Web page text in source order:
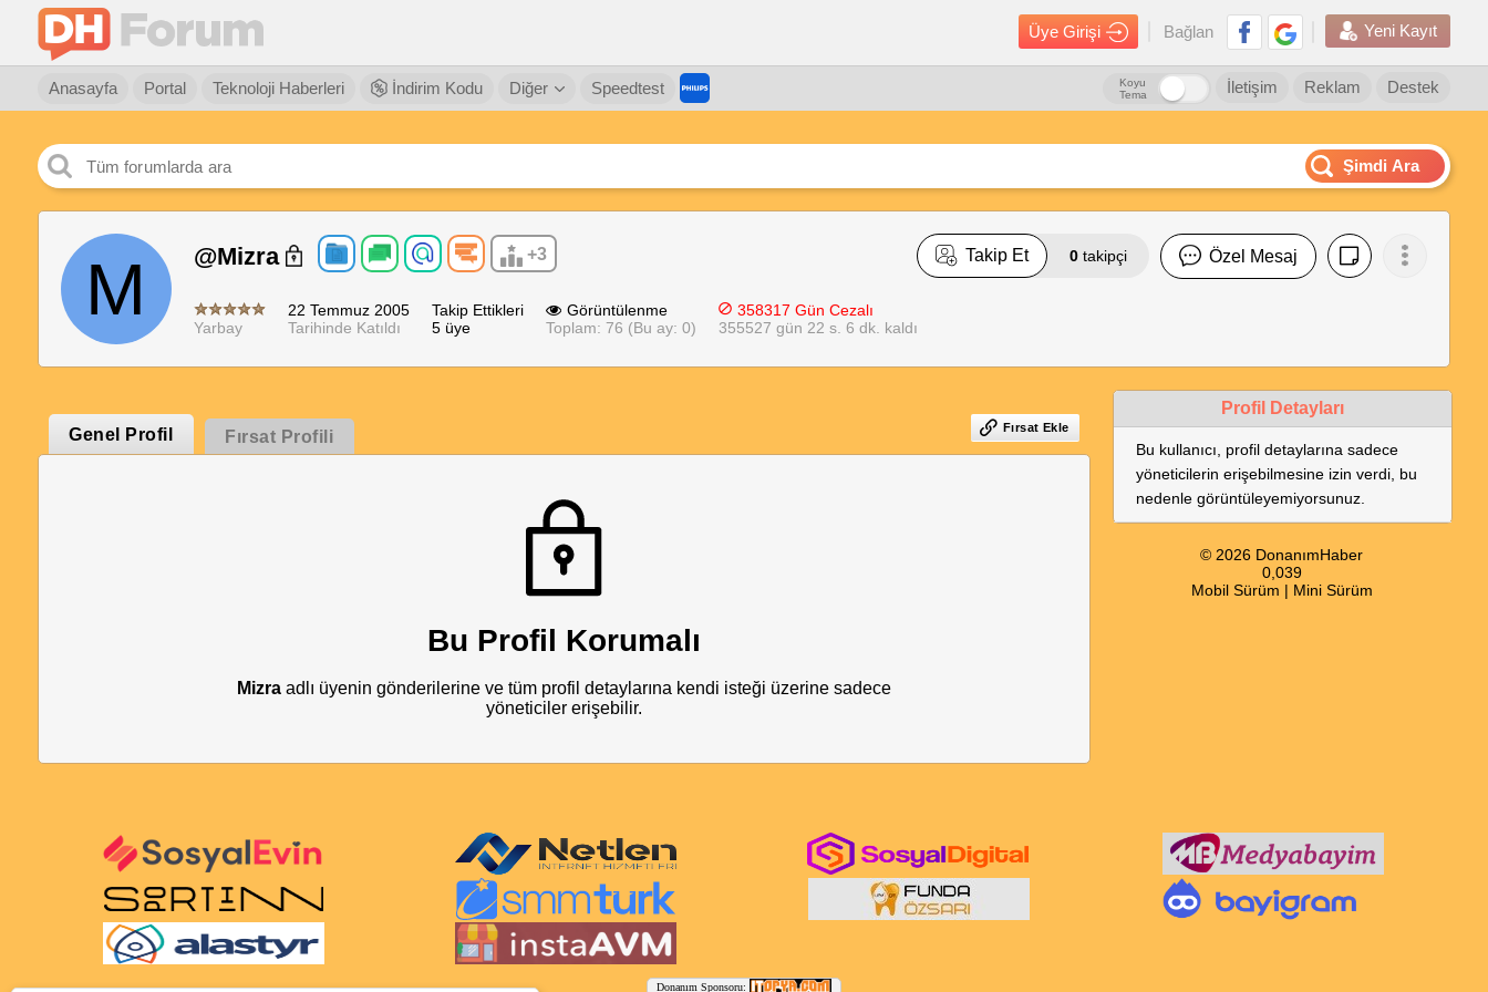
Üye Girişi Bağlan Yeni Kayıt
Anasayfa Portal Teknoloji Haberleri İndirim Kodu Diğer Speedtest Destek
Reklam
İletişim
Koyu
Tema
Şimdi Ara
M @Mizra +3 Takip Et 0 takipçi Özel Mesaj
Yarbay
22 Temmuz 2005
Tarihinde Katıldı
Takip Ettikleri
5 üye
Görüntülenme
Toplam: 76 (Bu ay: 0)
358317 Gün Cezalı
355527 gün 22 s. 6 dk. kaldı
Genel Profil Fırsat Profili Fırsat Ekle
Bu Profil Korumalı
Mizraadlı üyenin gönderilerine ve tüm profil detaylarına kendi isteği üzerine sadece
yöneticiler erişebilir.
Profil Detayları
Bu kullanıcı, profil detaylarına sadece
yöneticilerin erişebilmesine izin verdi, bu
nedenle görüntüleyemiyorsunuz.
© 2026 DonanımHaber
0,039
Mobil Sürüm | Mini Sürüm
Donanım Sponsoru: